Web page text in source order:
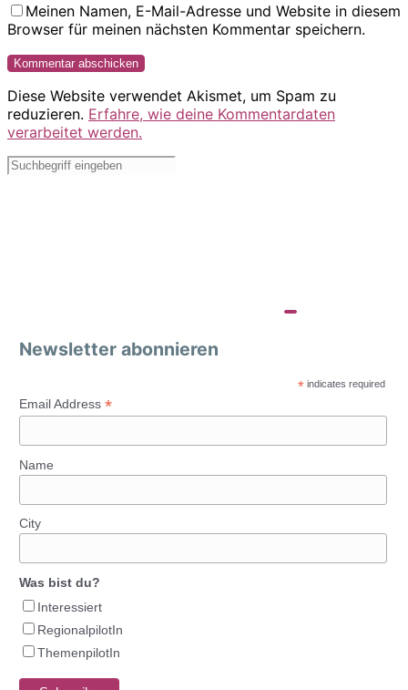
Meinen Namen, E-Mail-Adresse und Website in diesem
Browser für meinen nächsten Kommentar speichern.
Diese Website verwendet Akismet, um Spam zu
reduzieren. Erfahre, wie deine Kommentardaten
verarbeitet werden.
Newsletter abonnieren
* indicates required
Email Address *
Name
City
Was bist du?
Interessiert
RegionalpilotIn
ThemenpilotIn